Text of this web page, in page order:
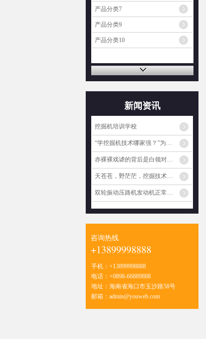
产品分类7
产品分类9
产品分类10
新闻资讯
挖掘机培训学校
“学挖掘机技术哪家强？”为啥火起来了？
赤裸裸戏谑的背后是白领对蓝领阶层的心理歧视
天苍苍，野茫茫，挖掘技术哪家强？
双轮振动压路机发动机正常工作但振动不工作的原因
咨询热线
+13899998888
手机： +13899998888
电话： +0898-66889888
地址： 海南省海口市玉沙路58号
邮箱： admin@youweb.com